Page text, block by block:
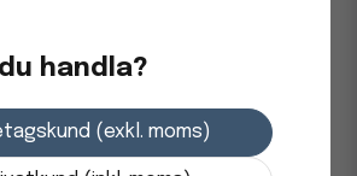
handla?
(exkl. moms)